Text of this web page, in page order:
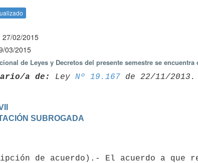
27/02/2015
03/2015
de Leyes y Decretos del presente semestre se
a de: Ley Nº 19.167
SUBROGADA